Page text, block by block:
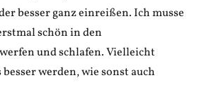
besser ganz einreißen. Ich musse
schön in den
und schlafen. Vielleicht
werden, wie sonst auch